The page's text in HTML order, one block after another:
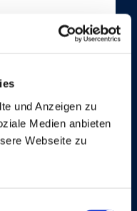
und Anzeigen zu
Medien anbieten
Webseite zu